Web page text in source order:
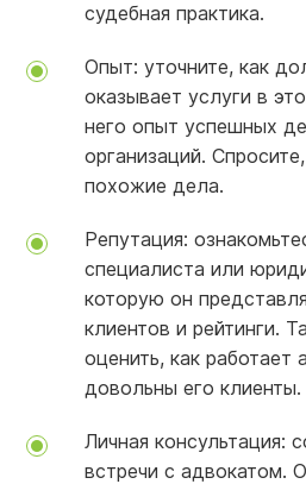
судебная практика.
Опыт: уточните, как
оказывает услуги в
него опыт успешных
организаций.
похожие дела.
Репутация:
специалиста или
которую он
клиентов и рейтинги.
оценить, как работает
довольны его клиенты.
Личная консультация:
встречи с адвокатом.